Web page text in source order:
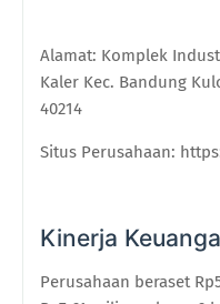
Alamat: Komplek
Kaler Kec. Bandung
40214
Situs Perusahaan:
Kinerja
Perusahaan beraset